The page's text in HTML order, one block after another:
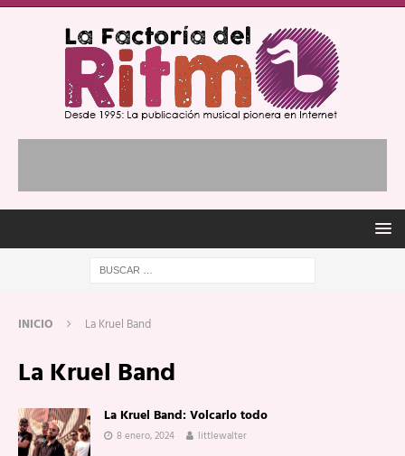
INICIO La Kruel Band
La Kruel Band
La Kruel Band: Volcarlo todo
8 enero, 2024 littlewalter